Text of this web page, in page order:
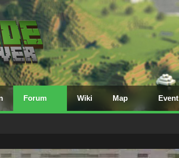
Forum Wiki Map Event